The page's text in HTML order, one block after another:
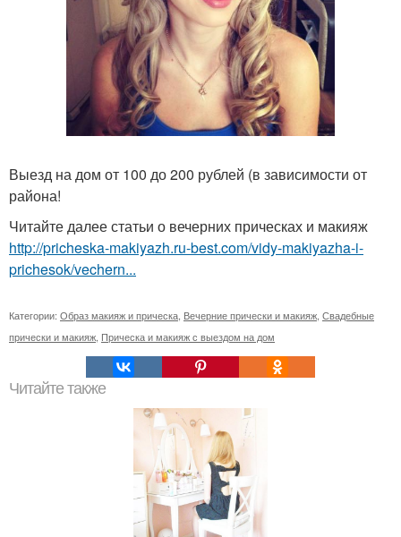
Выезд на дом от 100 до 200 рублей (в зависимости от
района!
Читайте далее статьи о вечерних прическах и макияж
http://pricheska-makiyazh.ru-best.com/vidy-makiyazha-i-
prichesok/vechern...
Категории: Образ макияж и прическа Вечерние прически и макияж Свадебные
прически и макияж Прическа и макияж с выездом на дом
Читайте также